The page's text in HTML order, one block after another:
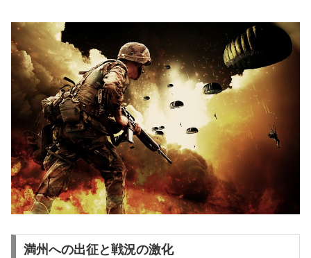
満州への出征と戦況の激化